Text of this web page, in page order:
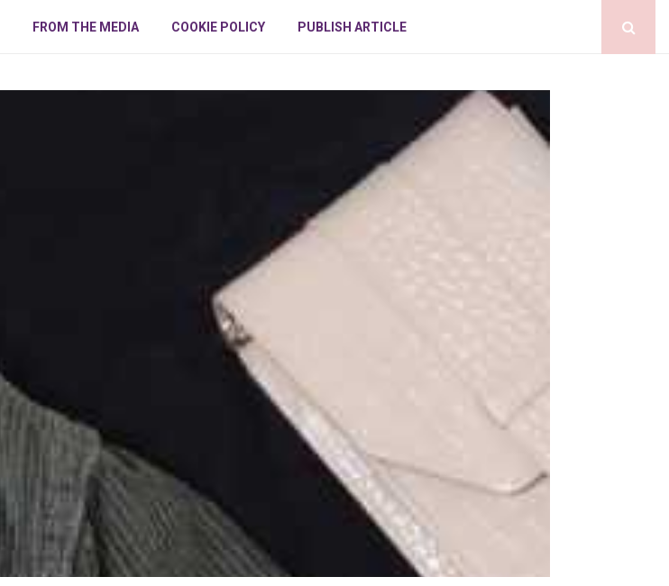
FROM THE MEDIA COOKIE POLICY PUBLISH ARTICLE